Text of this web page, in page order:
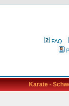
FAQ
Karate -